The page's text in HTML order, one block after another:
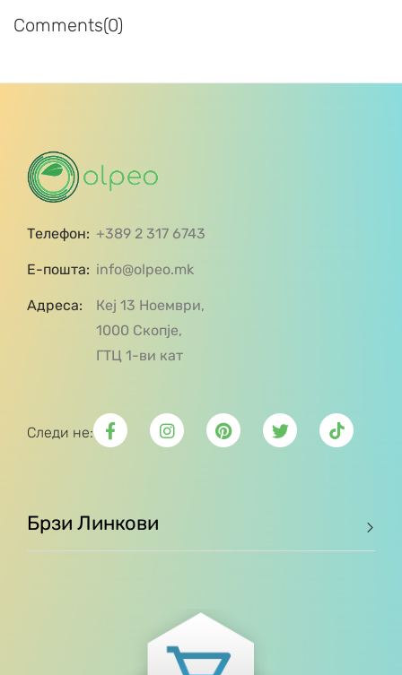
Comments(0)
Телефон: +389 2 317 6743
Е-пошта: info@olpeo.mk
Адреса:
Кеј 13 Ноември,
1000 Скопје,
ГТЦ 1-ви кат
Следи не:
Брзи Линкови